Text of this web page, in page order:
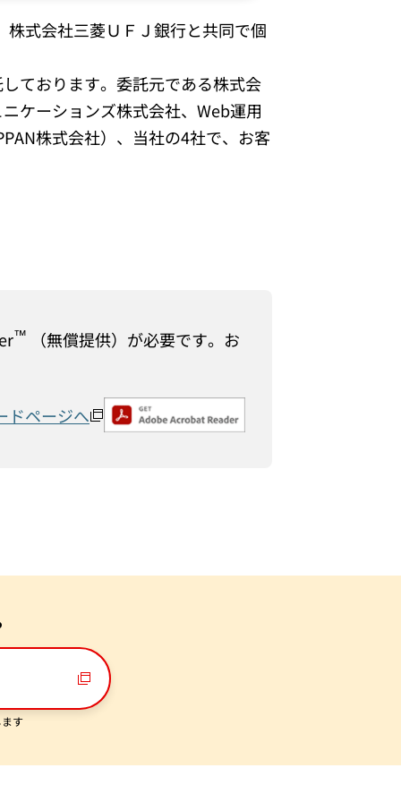
式会社三菱ＵＦＪ銀行と共同で個
ております。委託元である株式会
ケーションズ株式会社、Web運用
株式会社）、当社の4社で、お客
™ （無償提供）が必要です。お
ドページへ
す